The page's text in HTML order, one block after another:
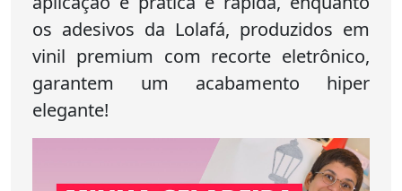
os adesivos da Lolafá, produzidos em
vinil premium com recorte eletrônico,
garantem um acabamento hiper
elegante!